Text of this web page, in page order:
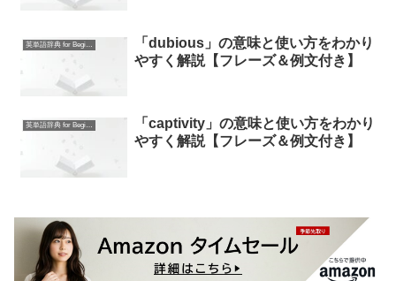
英単語辞典 for Beginners
「dubious」の意味と使い方をわかり
やすく解説【フレーズ＆例文付き】
英単語辞典 for Beginners
「captivity」の意味と使い方をわかり
やすく解説【フレーズ＆例文付き】